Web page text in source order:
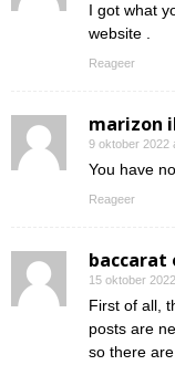
I got what
website .
Reageer
marizon
9 oktober 2022
You have
Reageer
baccarat
15 oktober
First of all,
posts are
so there